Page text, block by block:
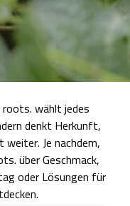
wählt jedes
denkt Herkunft,
Je nachdem,
über Geschmack,
oder Lösungen für